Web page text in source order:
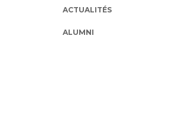
ACTUALITÉS
ALUMNI